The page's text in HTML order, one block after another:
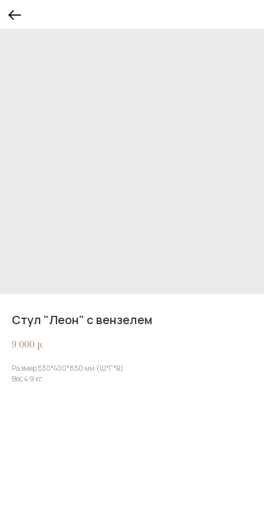
Стул "Леон" с вензелем
9 000 р.
Размер 530*400*850 мм (Ш*Г*В)
Вес 4.9 кг